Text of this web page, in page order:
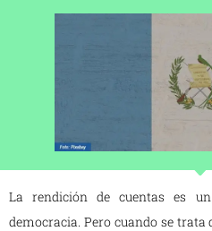
La rendición de cuentas es
democracia. Pero cuando se trata